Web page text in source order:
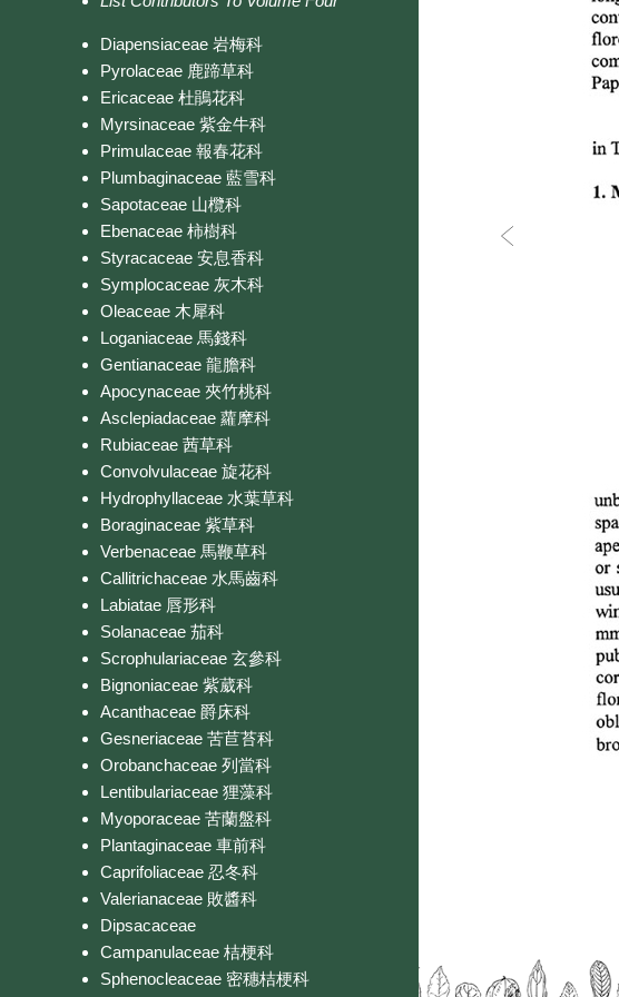
Diapensiaceae 岩梅科
Pyrolaceae 鹿蹄草科
Ericaceae 杜鵑花科
Myrsinaceae 紫金牛科
Primulaceae 報春花科
Plumbaginaceae 藍雪科
Sapotaceae 山欖科
Ebenaceae 柿樹科
Styracaceae 安息香科
Symplocaceae 灰木科
Oleaceae 木犀科
Loganiaceae 馬錢科
Gentianaceae 龍膽科
Apocynaceae 夾竹桃科
Asclepiadaceae 蘿摩科
Rubiaceae 茜草科
Convolvulaceae 旋花科
Hydrophyllaceae 水葉草科
Boraginaceae 紫草科
Verbenaceae 馬鞭草科
Callitrichaceae 水馬齒科
Labiatae 唇形科
Solanaceae 茄科
Scrophulariaceae 玄參科
Bignoniaceae 紫葳科
Acanthaceae 爵床科
Gesneriaceae 苦苣苔科
Orobanchaceae 列當科
Lentibulariaceae 狸藻科
Myoporaceae 苦蘭盤科
Plantaginaceae 車前科
Caprifoliaceae 忍冬科
Valerianaceae 敗醬科
Dipsacaceae
Campanulaceae 桔梗科
Sphenocleaceae 密穗桔梗科